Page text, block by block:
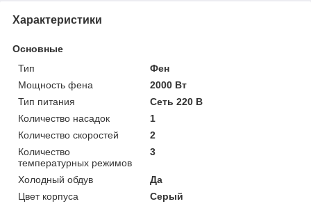
Характеристики
Основные
Тип
Фен
Мощность фена
2000 Вт
Тип питания
Сеть 220 В
Количество насадок
1
Количество скоростей
2
Количество
температурных режимов
3
Холодный обдув
Да
Цвет корпуса
Серый